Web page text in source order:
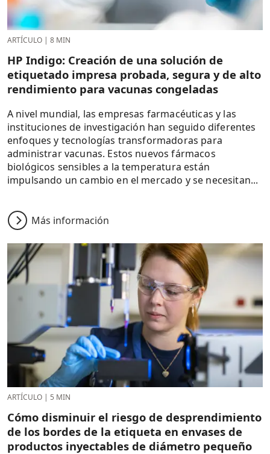
ARTÍCULO | 8 MIN
HP Indigo: Creación de una solución de
etiquetado impresa probada, segura y de alto
rendimiento para vacunas congeladas
A nivel mundial, las empresas farmacéuticas y las
instituciones de investigación han seguido diferentes
enfoques y tecnologías transformadoras para
administrar vacunas. Estos nuevos fármacos
biológicos sensibles a la temperatura están
impulsando un cambio en el mercado y se necesitan...
Más información
ARTÍCULO | 5 MIN
Cómo disminuir el riesgo de desprendimiento
de los bordes de la etiqueta en envases de
productos inyectables de diámetro pequeño